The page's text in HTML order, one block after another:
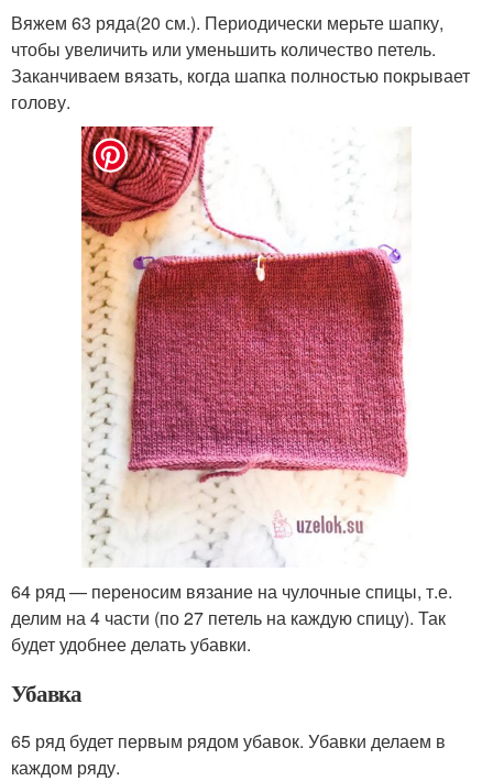
Вяжем 63 ряда(20 см.). Периодически мерьте шапку,
чтобы увеличить или уменьшить количество петель.
Заканчиваем вязать, когда шапка полностью покрывает
голову.
64 ряд — переносим вязание на чулочные спицы, т.е.
делим на 4 части (по 27 петель на каждую спицу). Так
будет удобнее делать убавки.
Убавка
65 ряд будет первым рядом убавок. Убавки делаем в
каждом ряду.